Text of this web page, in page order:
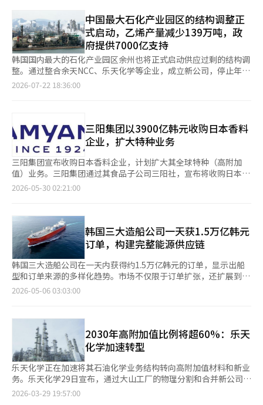
纯的原矿开采和游客数量为主的短期增长模式，转而结合技术转
移、精炼加工和高附加值旅游的“产业结构转型”。 赞丹沙塔尔
前总理指出，蒙古在铜、铀、稀土、钨、锂和高纯度石英等关键矿
物方面具有卓越的地质潜力。然而，他表示：“价值并不来自于简
单的原矿出口”，并将精密勘探、精炼技术和长期需求结合的“价
值链提升”视为必需的课题。 作为推动价值链提升的投资标准，
他提出了“技术转移”和“共生（ESG）”。赞丹沙塔尔前总理强
调：“投资的成败取决于蒙古能留下什么能力。需要从项目第一天
矿物勘探的韩国企业“博洛尔吉奥（Bolor Geo）”的本地化战略
相吻合。博洛尔吉奥从勘探初期就实施水资源使用合同、地方居民
招聘、幼儿园建设捐赠等量身定制的ESG项目，与当地政府和居民
建立了深厚的信任。 赞丹沙塔尔前总理表示：“社会接受性不是
在决策结束后通过捐赠来获得的，而是通过透明性和一致的执行来
实现的。”他评价称：“能够给当地社区带来实质性价值的负责任
的韩国企业，才是蒙古矿业提升的核心合作伙伴。” 赞丹沙塔尔
赖的关键支柱。2019年，蒙古旅游业占国内生产总值（GDP）的
7.2%和就业的7.6%。与大型矿业不同，旅游业的收入可以广泛分
散到导游、牧民家庭和地方中小企业，具有战略价值。 他指出，
蒙古旅游业要想实现增长，必须摆脱现有的数量增长模式。以低价
套餐为主的短期访问不仅会破坏自然环境，也无法给当地居民带来
实质性好处。他表示：“一年的快速增长不应等同于长期竞争
力”，并呼吁政策转向“高附加值、低影响的旅游”，不仅关注入
境人数，还要衡量停留天数、人均消费、回访率和对地方社区的收
人，占所有外国游客的约9.5%。 赞丹沙塔尔前总理表示：“韩国
市场适合提供完全脱离城市生活的体验。”他强调，可以发展包括
在广袤自然中获得心理安宁的“草原疗法”、保护性旅游、高端排
毒和科学研究旅游等四大定制概念。※ 本报道经人工智能（AI）系
统翻译与编辑。
中国最大石化产业园区的结构调整正
式启动，乙烯产量减少139万吨，政
府提供7000亿支持
韩国国内最大的石化产业园区余州也将正式启动供应过剩的结构调
整。通过整合余天NCC、乐天化学等企业，成立新公司，停止年产
139万吨的乙烯生产设施的运营。在此过程中，企业将投入约8000
组计划”，并于22日向产业竞争力强化关系部长会议报告。这是继
今年2月HD现代石油银行、HD现代化学和乐天化学参与的大山1号
项目之后，第二个获得批准的石化业务重组案例。 此次业务重组
的核心是将分散在余州地区的基础材料和下游业务整合为一个法
人。乐天化学将对余州工厂的石脑油裂解设施（NCC）及聚乙烯
（PE）、聚丙烯（PP）等基础材料业务进行物质分割。汉华解决
方案和DL化学将各自持有的PE和用于粘合剂、涂料的树脂等下游
的业务重组期间，余天NCC将停止运营其持有的两处乙烯生产设
施，减少的生产能力为年产139万吨。同时，低附加值通用产品的
生产设施也将停止运营，提高其余设施的运行率，以改善生产效率
和盈利能力。 企业将投入约8000亿韩元的自救努力和投资。余天
NCC的股东汉华解决方案和DL化学将各自进行2725亿韩元的增
资，总计5450亿韩元，用于偿还余天NCC的现有债务。为了实现
供应链稳定的管道和基础设施建设及高附加值产品转型，将投入
2532亿韩元。 政府也将联合相关部门启动超过7000亿韩元的支持
的偿还宽限，以促进设施整合和高附加值产品转型。贸易保险公社
将扩大2000亿韩元规模的进口保险支持，最高可享受30%的进口
保险费折扣，并将保证额度提高至最高2倍。 在企业分割、合并和
资产转移过程中，法人税和地方税的负担也将减轻。资产出售时的
纳税递延期限将延长，结转亏损的抵扣限额将提高，同时购置税和
登记许可税将最高减免100%。到今年年底，进口石脑油和石脑油
生产用原油也将适用零关税。还将支持简化许可程序和放宽就业维
持补贴的条件，以及在职人员的转型培训。 对于获得业务重组批
2026-07-22 18:36:00
三阳集团以3900亿韩元收购日本香料
企业，扩大特种业务
三阳集团宣布收购日本香料企业，计划扩大其全球特种（高附加
值）业务。三阳集团通过其食品子公司三阳社，宣布将收购日本香
料和香化专业公司Soda Aromatic的100%股份。此次收购的股份
成相关行政手续和业务调整。Soda Aromatic是一家总部位于日本
东京的企业，被认为是日本五大香料公司之一。该公司主要从事食
品香料、香水和化妆品等香化产品的生产，以及香料和香化核心原
料——内酯等香料化学品的业务。公司在日本、中国、台湾、泰国
和新加坡等五个亚洲国家设有七个生产基地，向超过1000家客户
提供产品。通过此次收购，三阳社将摆脱以糖、面粉和淀粉等基础
原料为中心的食品业务结构，向香料和香化等高附加值领域拓展。
三阳集团计划减少建立海外业务网络所需的时间和风险，并为在日
础。三阳社食品集团代理负责人郑志石表示：“我们将有机结合双
方的技术和业务能力，为客户提供差异化的解决方案，力争成为综
合食品解决方案企业。”他还表示：“未来我们将积极寻求进一步
投资和增长机会，以扩大全球特种业务。”此外，三阳集团会长金
允在今年一月的新年活动中表示：“我们必须加快半导体、个人护
理、环保材料等高附加值特种业务的扩展和全球化进程。”并将特
种业务的提升作为集团经营方针之一。※ 本报道经人工智能（AI）
系统翻译与编辑。
2026-05-30 02:21:00
韩国三大造船公司一天获1.5万亿韩元
订单，构建完整能源供应链
韩国三大造船公司在一天内获得约1.5万亿韩元的订单，显示出船
型和订单来源的多样化趋势。市场不仅限于订单扩张，还扩展到能
源运输和储存基础设施。据业内消息，HD韩国造船海洋、韩华海
（VLGC）的订单，总额约5000亿韩元。VLGC因全球气体贸易的
扩大而需求稳定。韩华海洋从非洲船东获得了3艘超大型氨运输船
（VLAC）的订单，总额约5000亿韩元。氨作为下一代无碳燃料，
预计未来运输需求将增加。三星重工与亚洲船东签订了约4800亿
韩元的浮式液化天然气（LNG）储存和再气化装置（FSRU）建造
合同。FSRU作为海上终端，建设周期短，适合应对电力供应。此
次订单的意义在于不仅船型多样化，订单来源也扩展到非洲，显示
出全球能源需求的扩散。随着人工智能数据中心的扩展，电力需求
2026-05-06 03:03:00
2030年高附加值比例将超60%：乐天
化学加速转型
乐天化学正在加速将其石油化学业务结构转向高附加值材料和新业
务。乐天化学29日宣布，通过大山工厂的物理分割和合并新公司，
将重组石油化学业务结构并推进高附加值业务转型。此前，乐天化
2026-03-29 19:57:00